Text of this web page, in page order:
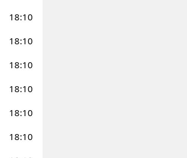
18:10
18:10
18:10
18:10
18:10
18:10